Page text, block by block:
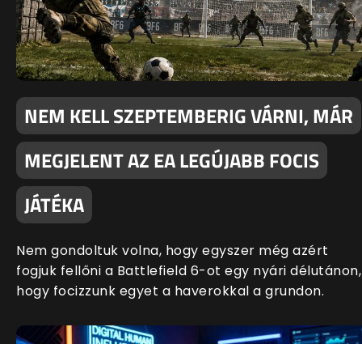
NEM KELL SZEPTEMBERIG VÁRNI, MÁR
MEGJELENT AZ EA LEGÚJABB FOCIS
JÁTÉKA
Nem gondoltuk volna, hogy egyszer még azért
fogjuk fellőni a Battlefield 6-ot egy nyári délutánon,
hogy focizzunk egyet a haverokkal a grundon.